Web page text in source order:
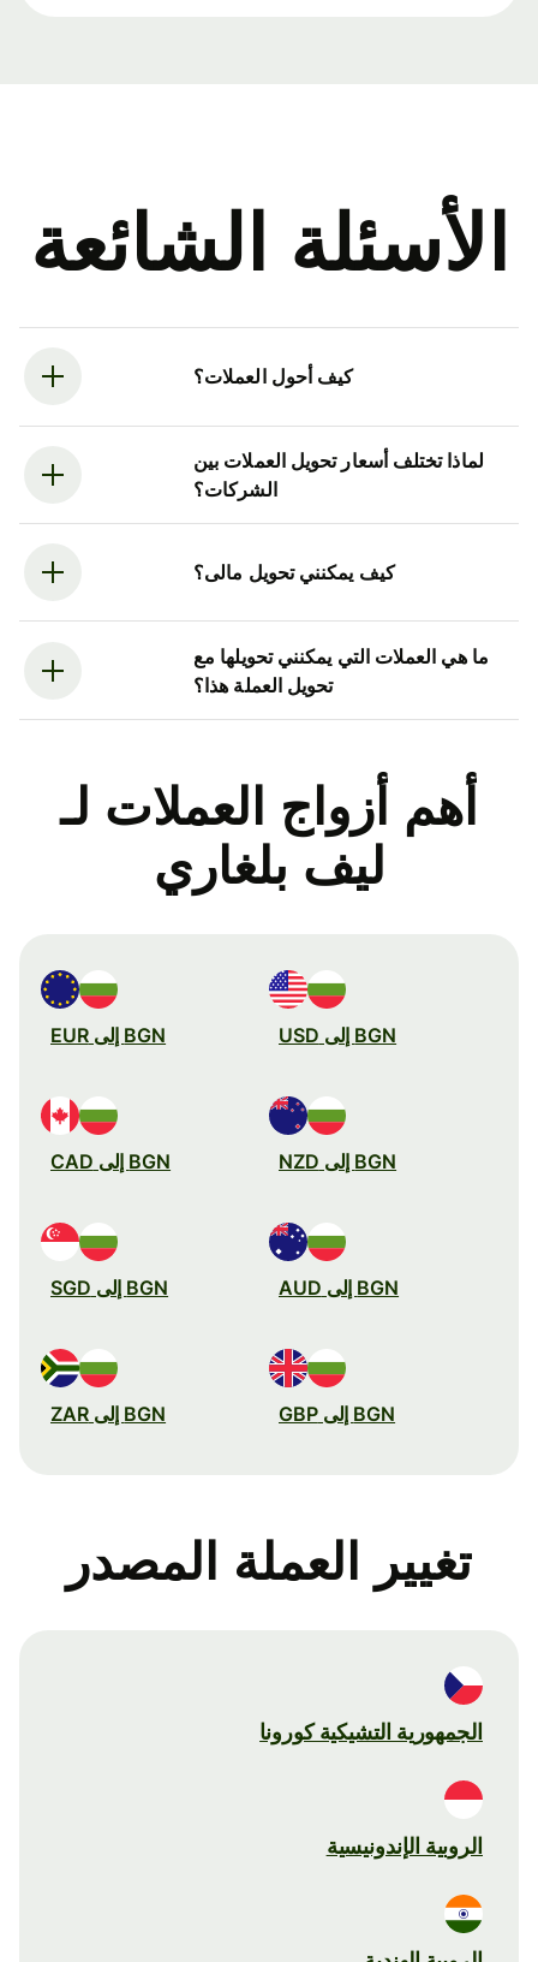
الأسئلة الشائعة
كيف أحول العملات؟
لماذا تختلف أسعار تحويل العملات بين
الشركات؟
كيف يمكنني تحويل مالى؟
ما هي العملات التي يمكنني تحويلها مع
تحويل العملة هذا؟
أهم أزواج العملات لـ
ليف بلغاري
BGN إلى USD BGN إلى EUR
BGN إلى NZD BGN إلى CAD
BGN إلى AUD BGN إلى SGD
BGN إلى GBP BGN إلى ZAR
تغيير العملة المصدر
الجمهورية التشيكية كورونا
الروبية الإندونيسية